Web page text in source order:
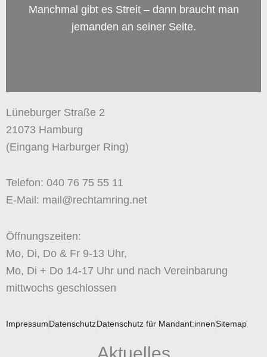
Manchmal gibt es Streit – dann braucht man
jemanden an seiner Seite.
Lüneburger Straße 2
21073 Hamburg
(Eingang Harburger Ring)
Telefon: 040 76 75 55 11
E-Mail: mail@rechtamring.net
Öffnungszeiten:
Mo, Di, Do & Fr 9-13 Uhr,
Mo, Di + Do 14-17 Uhr und nach Vereinbarung
mittwochs geschlossen
ImpressumDatenschutzDatenschutz für Mandant:innenSitemap